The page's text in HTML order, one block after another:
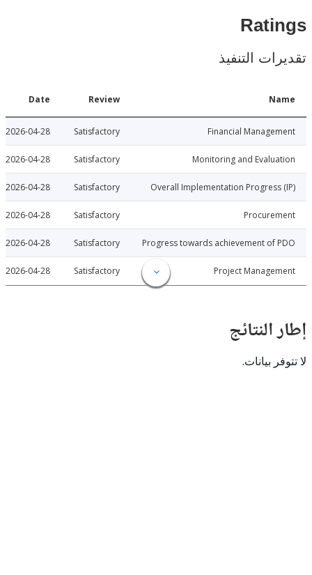
التنفيذ
Financial
Satisfactory
2026-04-28
Monitoring and
Satisfactory
2026-04-28
Overall Implementation
Satisfactory
2026-04-28
Satisfactory
2026-04-28
Progress towards achievement of
Satisfactory
2026-04-28
Project
Satisfactory
2026-04-28
بيانات.